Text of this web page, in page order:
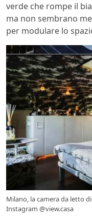
verde che rompe il
ma non sembrano
per modulare lo
Milano, la camera da letto
Instagram @view.casa